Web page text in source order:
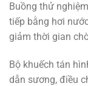
Buồng thử
tiếp bằng hơi
giảm thời gian
Bộ khuếch tán
dẫn sương, điều